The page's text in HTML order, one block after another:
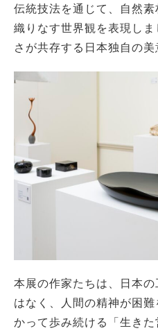
伝統技法を通じて、自然
織りなす世界観を表現し
さが共存する日本独自の美
本展の作家たちは、日本
はなく、人間の精神が困
かって歩み続ける「生き